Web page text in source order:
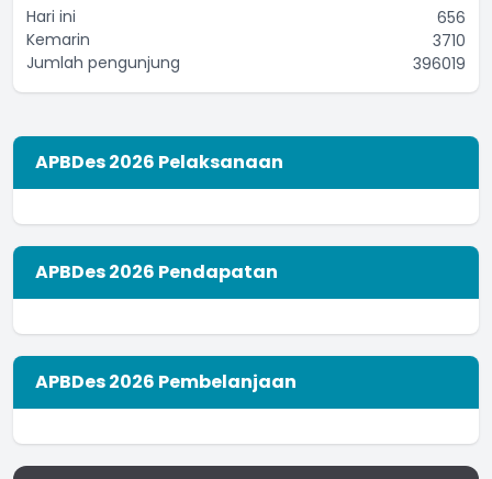
Hari ini
656
Kemarin
3710
Jumlah pengunjung
396019
APBDes 2026 Pelaksanaan
APBDes 2026 Pendapatan
APBDes 2026 Pembelanjaan